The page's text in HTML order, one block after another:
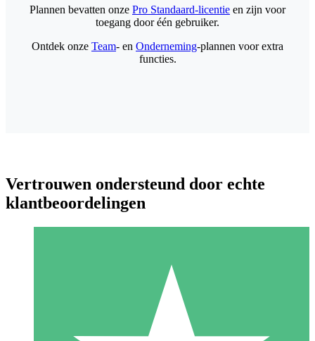
Individuele Creditpakketten
Betaal per gebruik met downloadtegoeden. Geen maandelijkse
Plannen bevatten onze Pro Standaard-licentie en zijn voor
toegang door één gebruiker.
Ontdek onze Team- en Onderneming-plannen voor extra
functies.
Vertrouwen ondersteund door echte
klantbeoordelingen